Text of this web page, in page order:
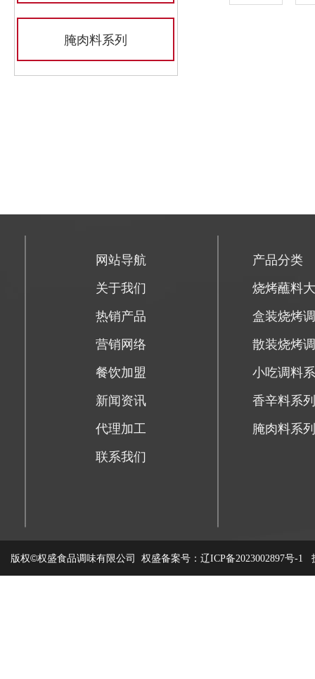
腌肉料系列
网站导航
关于我们
热销产品
营销网络
餐饮加盟
新闻资讯
代理加工
联系我们
产品分类
烧烤蘸料
盒装烧烤
散装烧烤
小吃调料
香辛料系列
腌肉料系列
版权©权盛食品调味有限公司 权盛备案号： 辽ICP备2023002897号-1